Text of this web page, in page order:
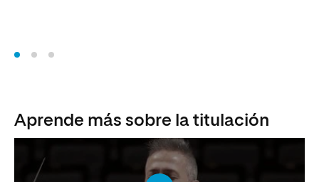
Aprende más sobre la titulación